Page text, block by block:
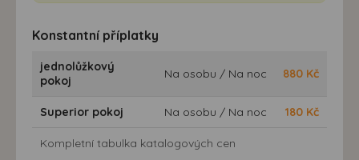
Konstantní příplatky
jednolůžkový
pokoj
Na osobu / Na noc 880 Kč
Superior pokoj Na osobu / Na noc 180 Kč
Kompletní tabulka katalogových cen